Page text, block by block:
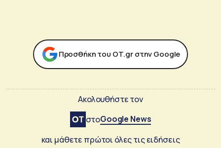
Προσθήκη του ΟΤ.gr στην Google
Ακολουθήστε τον
στοGoogle News
και μάθετε πρώτοι όλες τις ειδήσεις